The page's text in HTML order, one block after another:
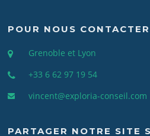
POUR NOUS CONTACTER
Grenoble et Lyon
+33 6 62 97 19 54
vincent@exploria-conseil.com
PARTAGER NOTRE SITE